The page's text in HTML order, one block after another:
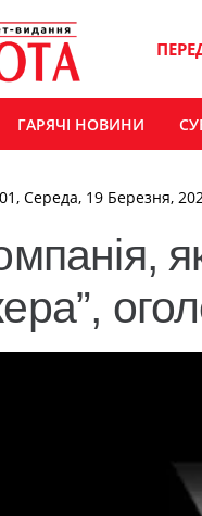
ГАРЯЧІ НОВИНИ
Середа, 19 Березня,